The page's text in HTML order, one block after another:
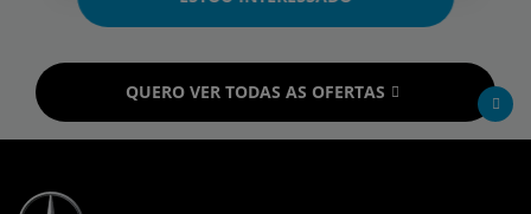
QUERO VER TODAS AS OFERTAS